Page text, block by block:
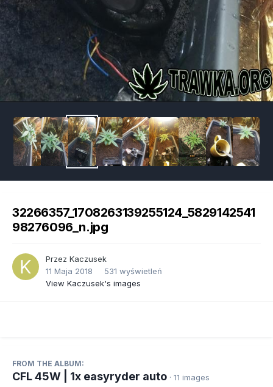
Image Tools
32266357_1708263139255124_5829142541
98276096_n.jpg
Przez Kaczusek
11 Maja 2018
531 wyświetleń
View Kaczusek's images
FROM THE ALBUM:
CFL 45W | 1x easyryder auto · 11 images